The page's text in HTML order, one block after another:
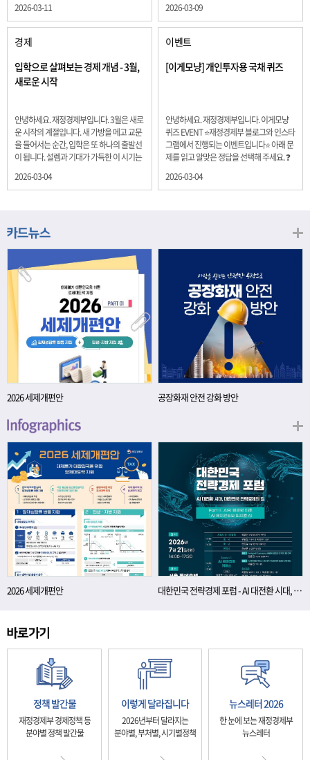
5년물 600억원, 10년물 900억원, 20년물
300억원입니다. 그렇다면 3월 개인투자용
국채의 총 발행 예정 금액은 얼마일까요??
보기 ① 1,600억원 ② 1,700억원 ③ 1,800
억원 ④ 2,000억원 정답 : 1,800억원 참여해
주신 모든 분들 감사합니다! 당첨자분들에
게는 지난 이벤트 블로그 게시글에 비밀댓
전달드립니다.
2026-03-11
료품과 에너지를 제외하고 추세적 흐름을
보여주는 근원물가는 2.3% 상승 향후 지정
학적 요인, 기상여건 등 불확실성이 있는 만
큼, 정부는 체감물가 안정을 위해 총력을 다
할 계획입니다. 특히, 최근 중동 상황으로 국
제유가 변동성이 확대된 만큼, 석유류 가격･
다.
2026-03-09
경제
입학으로 살펴보는 경제 개념 - 3월,
새로운 시작
안녕하세요. 재정경제부입니다. 3월은 새로
운 시작의 계절입니다. 새 가방을 메고 교문
을 들어서는 순간, 입학은 또 하나의 출발선
이 됩니다. 설렘과 기대가 가득한 이 시기는
래를 준비하는 첫 걸음이기도 합니다. 입학
니다. 배움이 쌓이는 시간, 인적자본 학교에
가는 과정입니다. 수업을 통해 배우는 전공
지식, 친구들과의 협업, 다양한 활동 속에서
얻는 문제 해결 경험은 모두 개인의 역량으
로 축적됩니다. 경제학에서는 이.......
2026-03-04
이벤트
[이게모냥] 개인투자용 국채 퀴즈
안녕하세요. 재정경제부입니다. 이게모냥
퀴즈 EVENT ⭐재정경제부 블로그와 인스타
그램에서 진행되는 이벤트입니다⭐ 아래 문
제를 읽고 알맞은 정답을 선택해 주세요. ❓
을 보이고 있는 개인투자용 국채를 3월에는
20년물 300억원입니다. 그렇다면 3월 개인
1,800억원 ④ 2,000억원 이벤트 안내 응모
기간: 2026년 3월 4일(수) ~ 3월 9일(월) 경
품: 커피쿠폰 (60명) 참여.......
2026-03-04
2026 세제개편안 공장화재 안전 강화 방안
2026 세제개편안 대한민국 전략경제 포럼 - AI 대전환 시대, 대한민국 전략경제의 길
정책 발간물
재정경제부 경제정책 등
분야별 정책 발간물
이렇게 달라집니다
2026년부터 달라지는
분야별, 부처별, 시기별정책
뉴스레터 2026
한 눈에 보는 재정경제부
뉴스레터